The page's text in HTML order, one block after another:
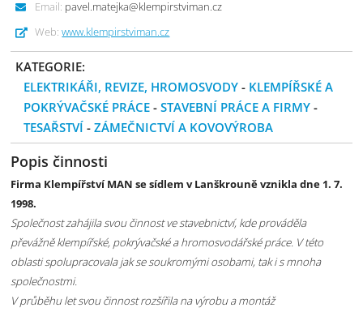
Email: pavel.matejka@klempirstviman.cz
Web: www.klempirstviman.cz
KATEGORIE:
ELEKTRIKÁŘI, REVIZE, HROMOSVODY - KLEMPÍŘSKÉ A
POKRÝVAČSKÉ PRÁCE -STAVEBNÍ PRÁCE A FIRMY -
TESAŘSTVÍ -ZÁMEČNICTVÍ A KOVOVÝROBA
Popis činnosti
Firma Klempířství MAN se sídlem v Lanškrouně vznikla dne 1. 7.
1998.
Společnost zahájila svou činnost ve stavebnictví, kde prováděla
převážně klempířské, pokrývačské a hromosvodářské práce. V této
oblasti spolupracovala jak se soukromými osobami, tak i s mnoha
společnostmi.
V průběhu let svou činnost rozšířila na výrobu a montáž